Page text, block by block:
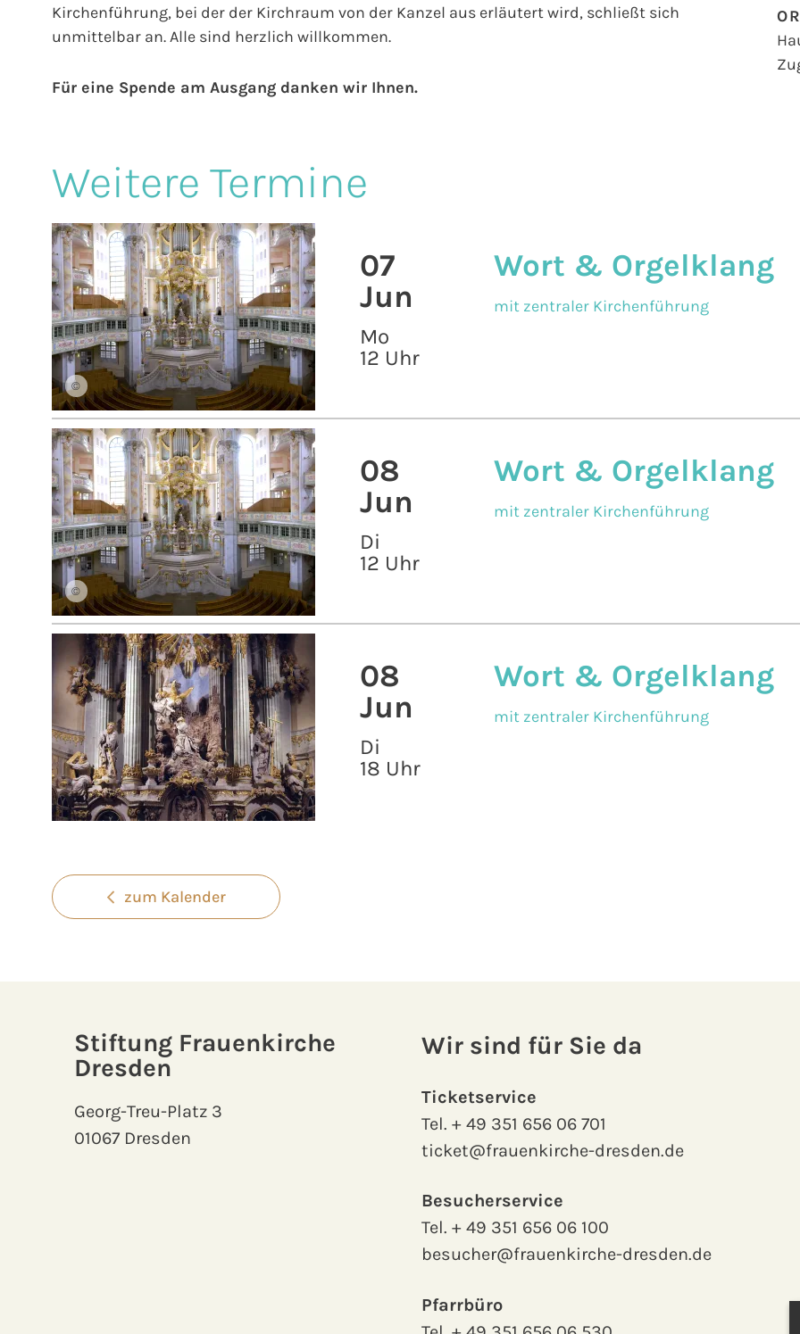
Kirchenführung, bei der der Kirchraum von der Kanzel aus erläutert wird, schließt sich
unmittelbar an. Alle sind herzlich willkommen.
Für eine Spende am Ausgang danken wir Ihnen.
Weitere Termine
©
07
Jun
Mo
12 Uhr
Wort & Orgelklang
mit zentraler Kirchenführung
©
08
Jun
Di
12 Uhr
Wort & Orgelklang
mit zentraler Kirchenführung
08
Jun
Di
18 Uhr
Wort & Orgelklang
mit zentraler Kirchenführung
zum Kalender
Stiftung Frauenkirche
Dresden
Georg-Treu-Platz 3
01067 Dresden
Wir sind für Sie da
Ticketservice
Tel.+ 49 351 656 06 701
ticket@frauenkirche-dresden.de
Besucherservice
Tel.+ 49 351 656 06 100
besucher@frauenkirche-dresden.de
Pfarrbüro